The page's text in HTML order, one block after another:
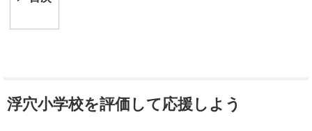
浮穴小学校を評価して応援しよう